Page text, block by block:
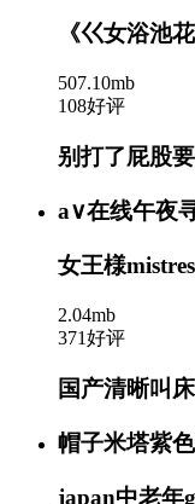
《巜女浴池
507.10mb
108好评
别打了屁股
a∨在线午夜
女王様
2.04mb
371好评
国产清晰叫
帽子米塔紫
japan中老年